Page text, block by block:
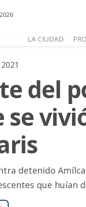
LA CIUDAD
del
se
detenido
que huían